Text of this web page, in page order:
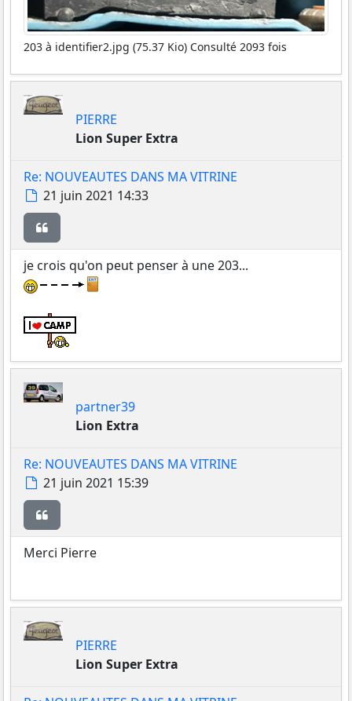
203 à identifier2.jpg (75.37 Kio) Consulté 2093 fois
PIERRE
Lion Super Extra
Re: NOUVEAUTES DANS MA VITRINE
Message
21 juin 2021 14:33
je crois qu'on peut penser à une 203...
partner39
Lion Extra
Re: NOUVEAUTES DANS MA VITRINE
Message
21 juin 2021 15:39
Merci Pierre
PIERRE
Lion Super Extra